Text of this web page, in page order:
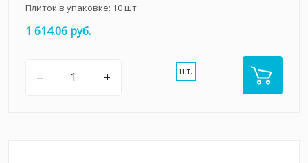
Плиток в упаковке: 10шт
1 614.06 руб.
– + шт.